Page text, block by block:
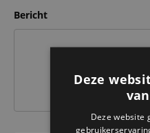
Bericht
Deze
Deze website